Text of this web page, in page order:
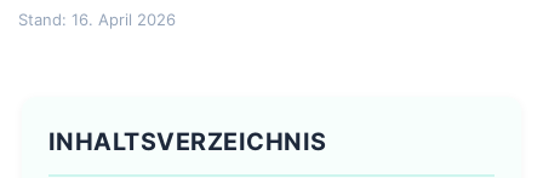
Stand: 16. April 2026
INHALTSVERZEICHNIS